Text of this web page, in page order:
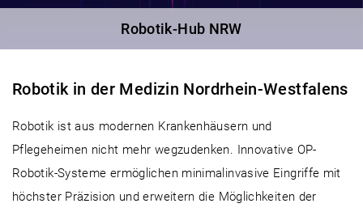
Robotik-Hub NRW
Robotik in der Medizin Nordrhein-Westfalens
Robotik ist aus modernen Krankenhäusern und
Pflegeheimen nicht mehr wegzudenken. Innovative OP-
Robotik-Systeme ermöglichen minimalinvasive Eingriffe mit
höchster Präzision und erweitern die Möglichkeiten der